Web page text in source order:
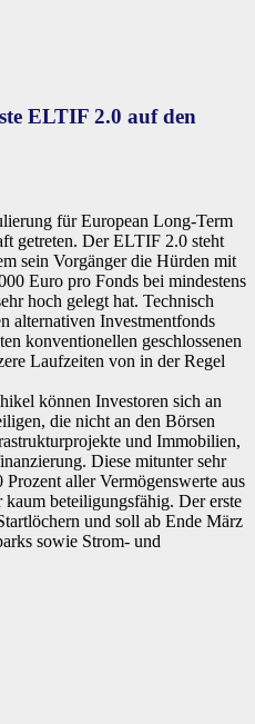
ELTIF 2.0 auf den
für European Long-Term
getreten. Der ELTIF 2.0 steht
sein Vorgänger die Hürden mit
Euro pro Fonds bei mindestens
hoch gelegt hat. Technisch
alternativen Investmentfonds
konventionellen geschlossenen
Laufzeiten von in der Regel
können Investoren sich an
die nicht an den Börsen
und Immobilien,
Diese mitunter sehr
aller Vermögenswerte aus
beteiligungsfähig. Der erste
und soll ab Ende März
sowie Strom- und